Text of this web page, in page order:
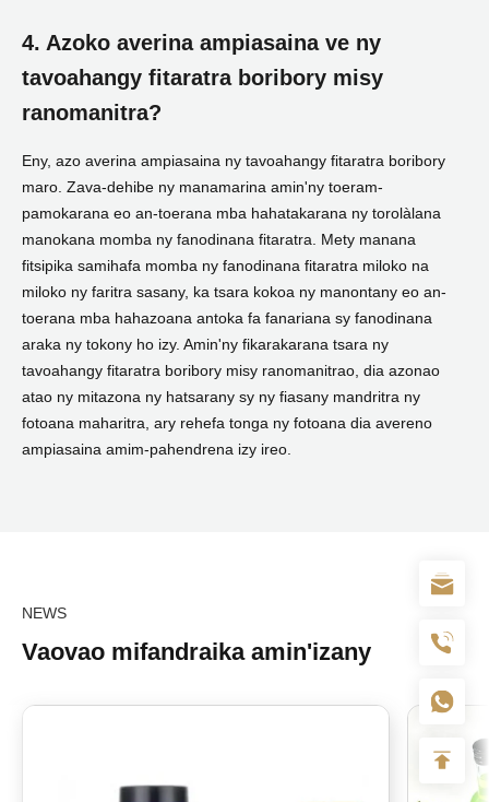
4. Azoko averina ampiasaina ve ny
tavoahangy fitaratra boribory misy
ranomanitra?
Eny, azo averina ampiasaina ny tavoahangy fitaratra boribory
maro. Zava-dehibe ny manamarina amin'ny toeram-
pamokarana eo an-toerana mba hahatakarana ny torolàlana
manokana momba ny fanodinana fitaratra. Mety manana
fitsipika samihafa momba ny fanodinana fitaratra miloko na
miloko ny faritra sasany, ka tsara kokoa ny manontany eo an-
toerana mba hahazoana antoka fa fanariana sy fanodinana
araka ny tokony ho izy. Amin'ny fikarakarana tsara ny
tavoahangy fitaratra boribory misy ranomanitrao, dia azonao
atao ny mitazona ny hatsarany sy ny fiasany mandritra ny
fotoana maharitra, ary rehefa tonga ny fotoana dia avereno
ampiasaina amim-pahendrena izy ireo.
NEWS
Vaovao mifandraika amin'izany